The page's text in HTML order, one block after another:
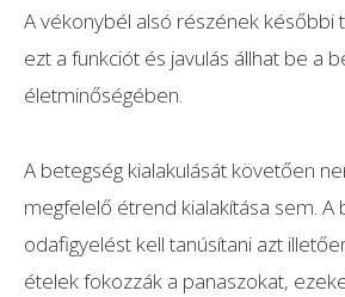
A vékonybél alsó részének későbbi
ezt a funkciót és javulás állhat be a
életminőségében.
A betegség kialakulását követően
megfelelő étrend kialakítása sem. A
odafigyelést kell tanúsítani azt
ételek fokozzák a panaszokat,